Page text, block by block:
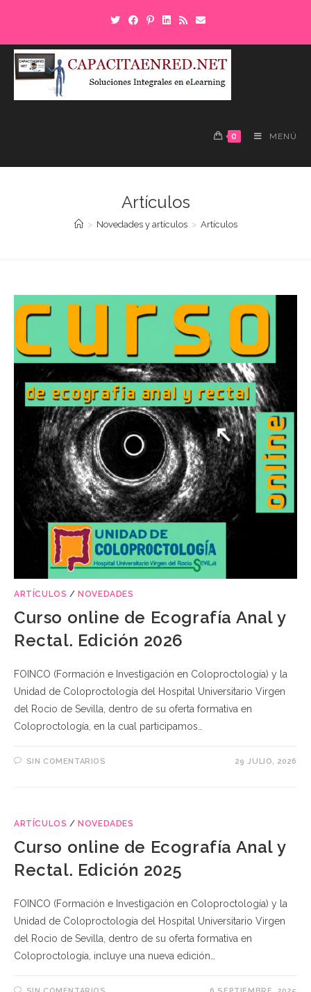
contenido
0 MENÚ
Artículos
> Novedades y artículos > Artículos
ARTÍCULOS / NOVEDADES
Curso online de Ecografía Anal y
Rectal. Edición 2026
FOINCO (Formación e Investigación en Coloproctología) y la
Unidad de Coloproctología del Hospital Universitario Virgen
del Rocio de Sevilla, dentro de su oferta formativa en
Coloproctología, en la cual participamos…
SIN COMENTARIOS 29 JULIO, 2026
ARTÍCULOS / NOVEDADES
Curso online de Ecografía Anal y
Rectal. Edición 2025
FOINCO (Formación e Investigación en Coloproctología) y la
Unidad de Coloproctología del Hospital Universitario Virgen
del Rocio de Sevilla, dentro de su oferta formativa en
Coloproctología, incluye una nueva edición…